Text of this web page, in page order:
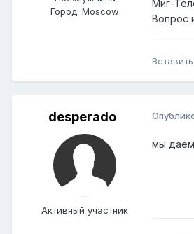
Город: Moscow
Миг-
Вопрос
desperado
Активный участник
мы даем